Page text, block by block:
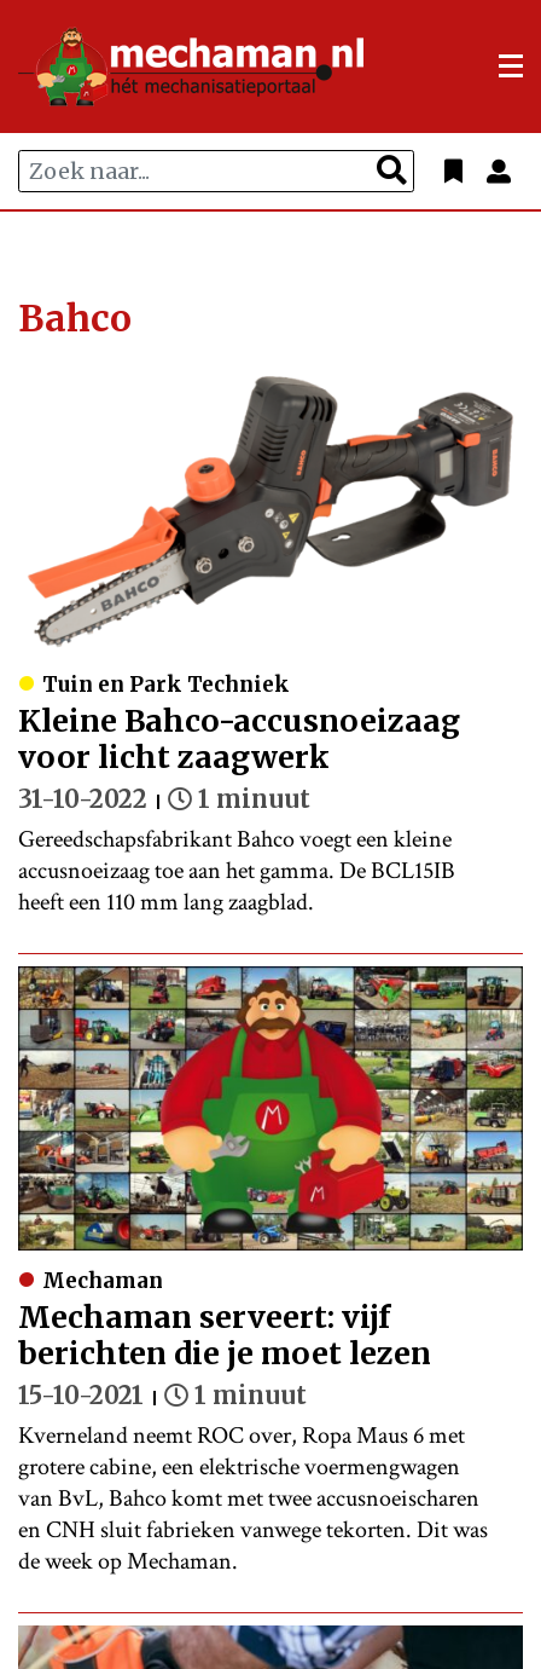
Bahco
Tuin en Park Techniek
Kleine Bahco-accusnoeizaag
voor licht zaagwerk
31-10-2022 1 minuut
Gereedschapsfabrikant Bahco voegt een kleine
accusnoeizaag toe aan het gamma. De BCL15IB
heeft een 110 mm lang zaagblad.
Mechaman
Mechaman serveert: vijf
berichten die je moet lezen
15-10-2021 1 minuut
Kverneland neemt ROC over, Ropa Maus 6 met
grotere cabine, een elektrische voermengwagen
van BvL, Bahco komt met twee accusnoeischaren
en CNH sluit fabrieken vanwege tekorten. Dit was
de week op Mechaman.